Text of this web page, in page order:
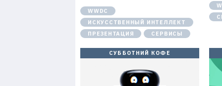
WWDC
ИСКУССТВЕННЫЙ ИНТЕЛЛЕКТ
ПРЕЗЕНТАЦИЯ
СЕРВИСЫ
СУББОТНИЙ КОФЕ